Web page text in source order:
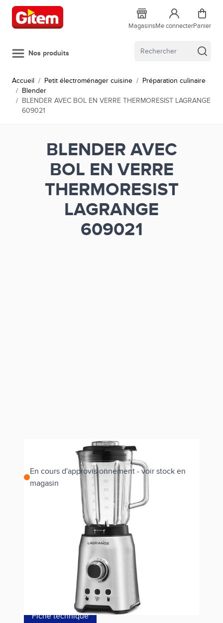
Allez au contenu
MagasinsMe connecterPanier
Nos produits
Accueil / Petit électroménager cuisine / Préparation culinaire
/ Blender
/ BLENDER AVEC BOL EN VERRE THERMORESIST LAGRANGE
609021
BLENDER AVEC
BOL EN VERRE
THERMORESIST
LAGRANGE
609021
En cours d'approvisionnement - voir stock en
magasin
Estimer les frais de port
609021
Fiche technique